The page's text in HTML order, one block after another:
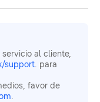
al cliente,
support. para
favor de
.